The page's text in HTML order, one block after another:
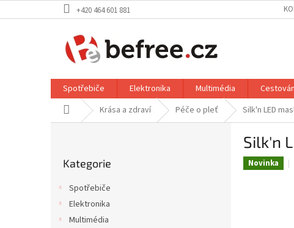
na
+420 464 601 881
Spotřebiče Elektronika Multimédia
Domů Krása a zdraví Péče o pleť Silk'n LED
kategorie
Kategorie
Spotřebiče
Elektronika
Multimédia
Silk'n
Novinka